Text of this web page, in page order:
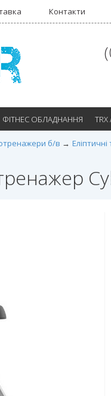
Контакти
ФІТНЕС ОБЛАДНАННЯ
б/в